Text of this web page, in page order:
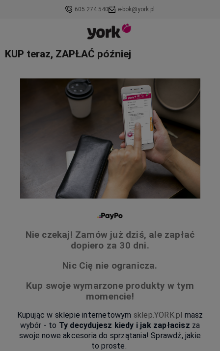
605 274 540 e-bok@york.pl
KUP teraz, ZAPŁAĆ później
Nie czekaj! Zamów już dziś, ale zapłać
dopiero za 30 dni.
Nic Cię nie ogranicza.
Kup swoje wymarzone produkty w tym
momencie!
Kupując w sklepie internetowym sklep.YORK.pl masz
wybór - to Ty decydujesz kiedy i jak zapłacisz za
swoje nowe akcesoria do sprzątania! Sprawdź, jakie
to proste.